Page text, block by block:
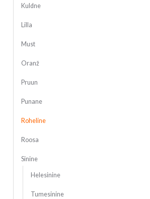
Kuldne
Lilla
Must
Oranž
Pruun
Punane
Roheline
Roosa
Sinine
Helesinine
Tumesinine